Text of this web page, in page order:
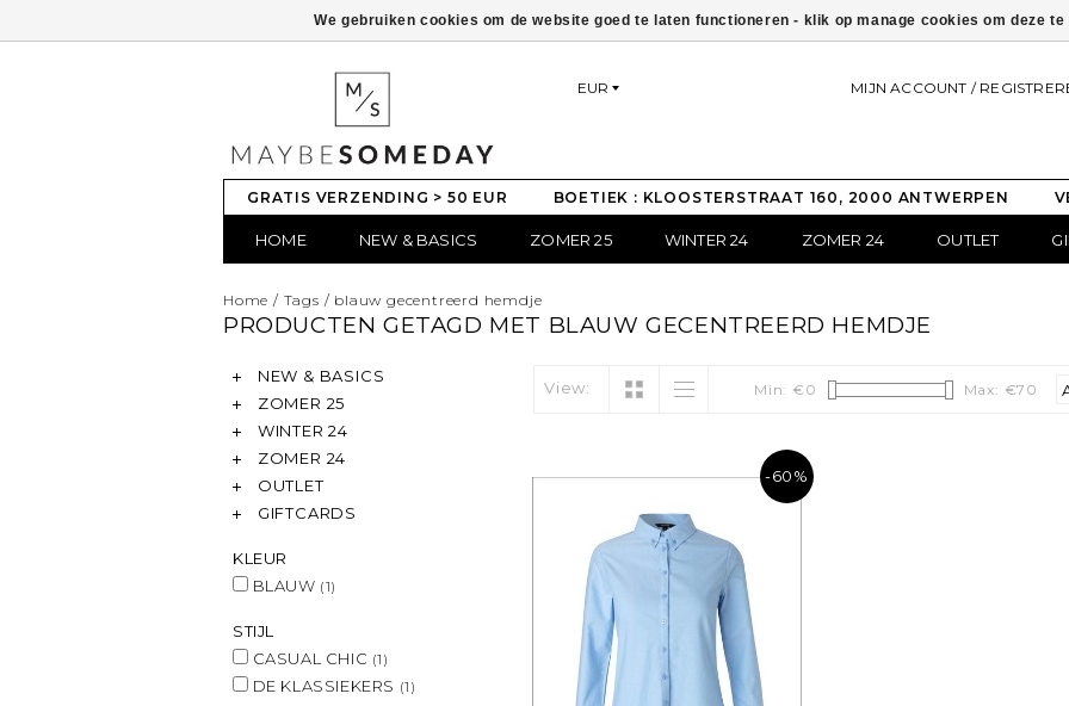
EUR MIJN ACCOUNT /
GRATIS VERZENDING > 50 EUR BOETIEK : KLOOSTERSTRAAT 160, 2000 ANTWERPEN
HOME NEW & BASICS ZOMER 25 WINTER 24 ZOMER 24 OUTLET
Home / Tags / blauw gecentreerd hemdje
PRODUCTEN GETAGD MET BLAUW GECENTREERD HEMDJE
NEW & BASICS
ZOMER 25
WINTER 24
ZOMER 24
OUTLET
GIFTCARDS
KLEUR
BLAUW (1)
STIJL
CASUAL CHIC (1)
DE KLASSIEKERS (1)
View: Min: € 0 Max: €70
-60%
We gebruiken cookies om de website goed te laten functioneren - klik op manage cookies om deze